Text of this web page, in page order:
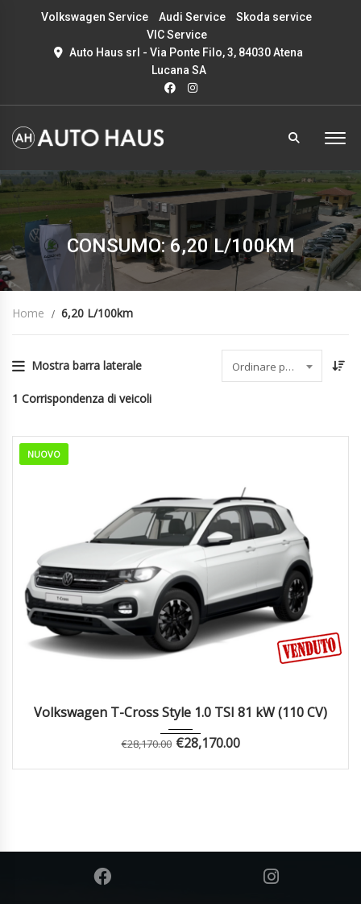
Volkswagen Service Audi Service
Skoda service
VIC Service
Auto Haus srl - Via Ponte Filo, 3, 84030 Atena
Lucana SA
CONSUMO: 6,20 L/100KM
Home 6,20 L/100km
Mostra barra laterale Ordinare per data
1 Corrispondenza di veicoli
NUOVO
Volkswagen T-Cross Style 1.0 TSI 81 kW (110 CV)
€28,170.00 €28,170.00